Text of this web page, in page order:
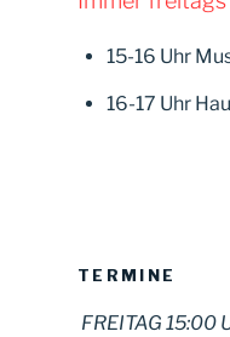
aus
15-16 Uhr
16-17 Uhr
TERMINE
FREITAG 15:00